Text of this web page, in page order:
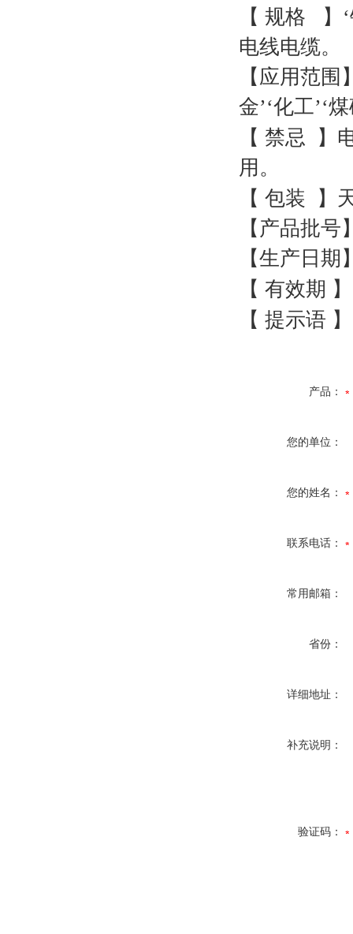
【 规格
】
电线电缆。
【应用范围
金’‘化工’‘
【 禁忌
】
用。
【 包装
】
【产品批号
【生产日
【 有效期
【 提示语
产品：
您的单位：
您的姓名：
联系电话：
常用邮箱：
省份：
详细地址：
补充说明：
验证码：